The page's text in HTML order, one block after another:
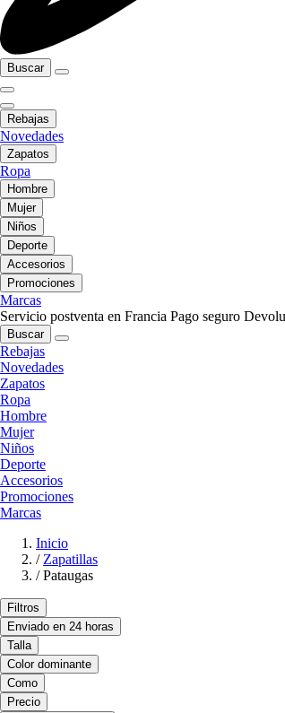
Buscar
Rebajas
Novedades
Zapatos
Ropa
Hombre
Mujer
Niños
Deporte
Accesorios
Promociones
Marcas
Servicio postventa en Francia Pago seguro
Buscar
Rebajas
Novedades
Zapatos
Ropa
Hombre
Mujer
Niños
Deporte
Accesorios
Promociones
Marcas
Inicio
/ Zapatillas
/ Pataugas
Filtros
Enviado en 24 horas
Talla
Color dominante
Como
Precio